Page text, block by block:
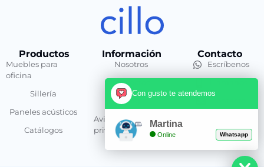
Productos
Muebles para
oficina
Sillería
Paneles acústicos
Catálogos
Información
Nosotros
Proyectos
Blog
Aviso de
privacidad
Contacto
Escríbenos
Con gusto te atendemos
Martina
Online Whatsapp